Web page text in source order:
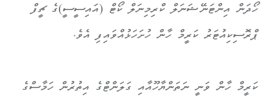
ހޯދަން އިންޓަނޭޝަނަލް ކްރިމިނަލް ކޯޓް (އައިސީސީ)ގެ ޗީފް
ޕްރޮސިކިއުޓަރު ކަރީމް ހާން ހުށަހަޅުއްވައިފި އެވެ.
ކަރީމް ހާން ވަނީ ނަތަންޔާހޫއާއި ގަލަންޓްގެ އިތުރުން ހަމާސްގެ